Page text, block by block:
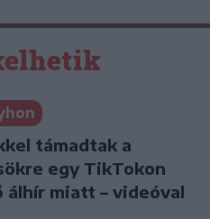
támadtak a
egy TikTokon
álhír miatt – videóval